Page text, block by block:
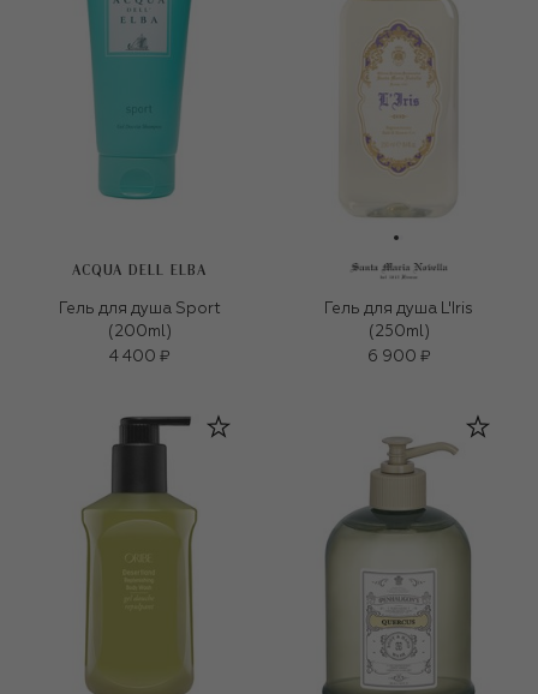
ACQUA DELL ELBA
Гель для душа Sport
(200ml)
4 400 ₽
Гель для душа L'Iris
(250ml)
6 900 ₽